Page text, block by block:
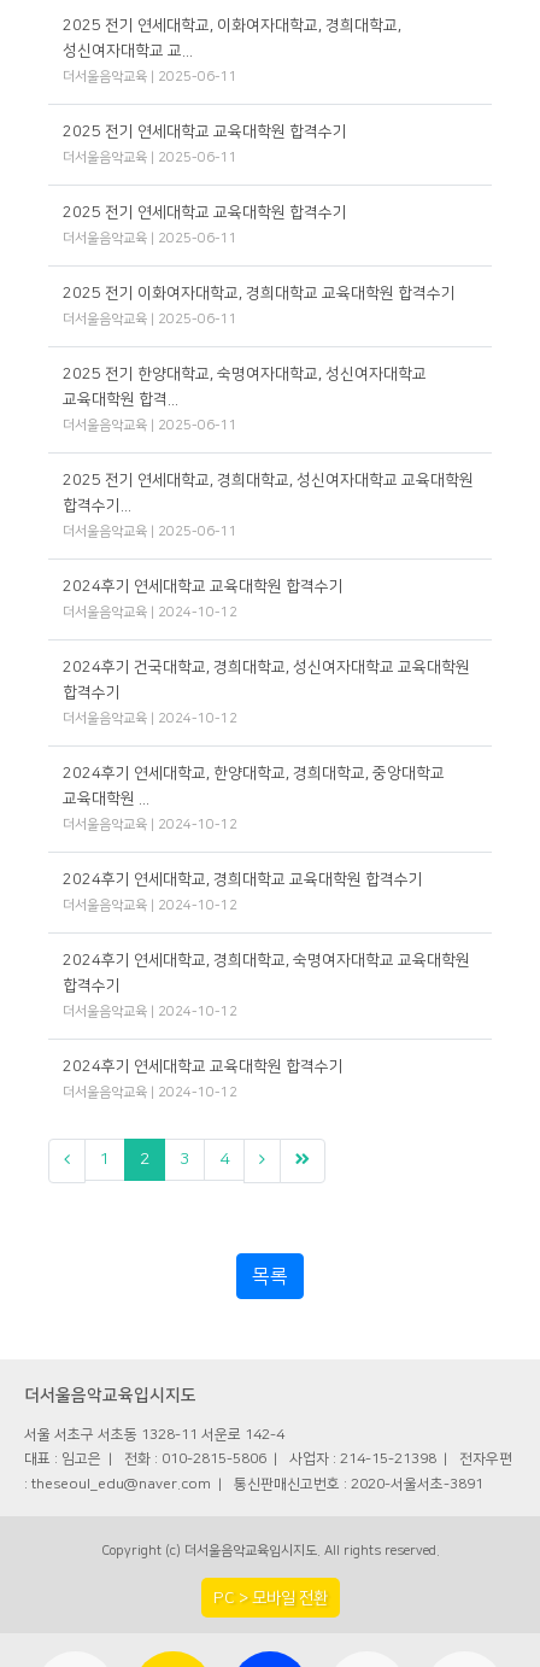
2025 전기 연세대학교, 이화여자대학교, 경희대학교,
성신여자대학교 교...
더서울음악교육 | 2025-06-11
2025 전기 연세대학교 교육대학원 합격수기
더서울음악교육 | 2025-06-11
2025 전기 연세대학교 교육대학원 합격수기
더서울음악교육 | 2025-06-11
2025 전기 이화여자대학교, 경희대학교 교육대학원 합격수기
더서울음악교육 | 2025-06-11
2025 전기 한양대학교, 숙명여자대학교, 성신여자대학교
교육대학원 합격...
더서울음악교육 | 2025-06-11
2025 전기 연세대학교, 경희대학교, 성신여자대학교 교육대학원
합격수기...
더서울음악교육 | 2025-06-11
2024후기 연세대학교 교육대학원 합격수기
더서울음악교육 | 2024-10-12
2024후기 건국대학교, 경희대학교, 성신여자대학교 교육대학원
합격수기
더서울음악교육 | 2024-10-12
2024후기 연세대학교, 한양대학교, 경희대학교, 중앙대학교
교육대학원 ...
더서울음악교육 | 2024-10-12
2024후기 연세대학교, 경희대학교 교육대학원 합격수기
더서울음악교육 | 2024-10-12
2024후기 연세대학교, 경희대학교, 숙명여자대학교 교육대학원
합격수기
더서울음악교육 | 2024-10-12
2024후기 연세대학교 교육대학원 합격수기
더서울음악교육 | 2024-10-12
1 2 3 4
목록
더서울음악교육입시지도
서울 서초구 서초동 1328-11 서운로 142-4
대표 : 임고은
전화 : 010-2815-5806 사업자 : 214-15-21398
전자우편
: theseoul_edu@naver.com
통신판매신고번호 : 2020-서울서초-3891
Copyright (c) 더서울음악교육입시지도. All rights reserved.
PC > 모바일 전환